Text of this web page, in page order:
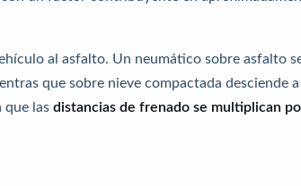
al asfalto. Un neumático sobre asfalto
que sobre nieve compactada desciende a
que las distancias de frenado se multiplican